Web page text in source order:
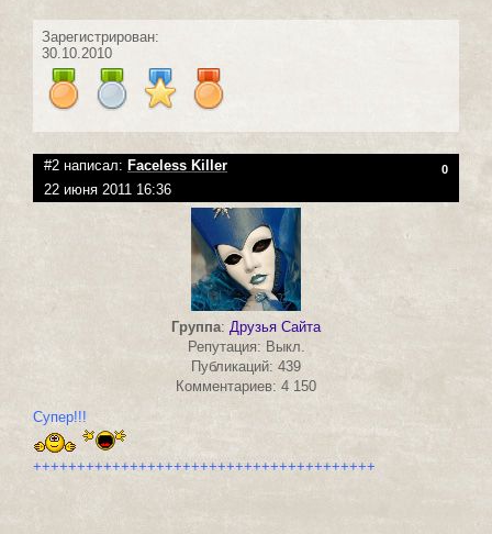
Зарегистрирован:
30.10.2010
#2 написал: Faceless Killer 0
22 июня 2011 16:36
Группа: Друзья Сайта
Репутация: Выкл.
Публикаций: 439
Комментариев: 4 150
Супер!!!
+++++++++++++++++++++++++++++++++++++++